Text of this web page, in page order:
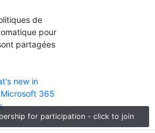
for participation - click to join
de
pour
partagées
new in
365